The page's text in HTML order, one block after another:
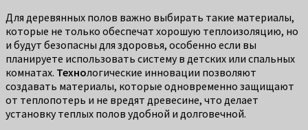
Для деревянных полов важно выбирать такие материалы,
которые не только обеспечат хорошую теплоизоляцию, но
и будут безопасны для здоровья, особенно если вы
планируете использовать систему в детских или спальных
комнатах. Технологические инновации позволяют
создавать материалы, которые одновременно защищают
от теплопотерь и не вредят древесине, что делает
установку теплых полов удобной и долговечной.